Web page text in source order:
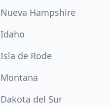
Nueva Hampshire
Idaho
Isla de Rode
Montana
Dakota del Sur